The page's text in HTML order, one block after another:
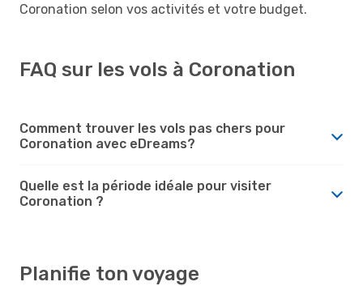
Coronation selon vos activités et votre budget.
FAQ sur les vols à Coronation
Comment trouver les vols pas chers pour
Coronation avec eDreams?
Quelle est la période idéale pour visiter
Coronation ?
Planifie ton voyage